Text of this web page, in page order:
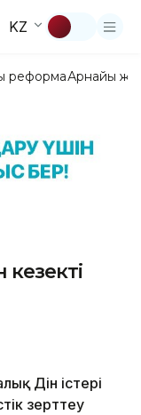
KZ
реформаАрнайы
Дін істері
зерттеу